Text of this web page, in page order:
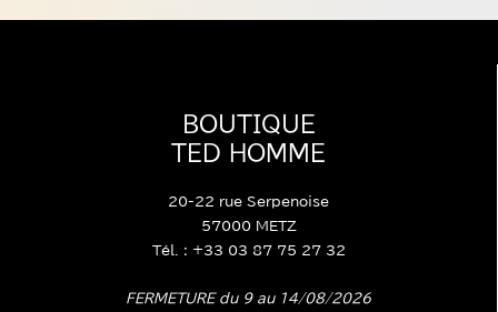
BOUTIQUE
TED HOMME
20-22 rue Serpenoise
57000 METZ
Tél. : +33 03 87 75 27 32
FERMETURE du 9 au 14/08/2026